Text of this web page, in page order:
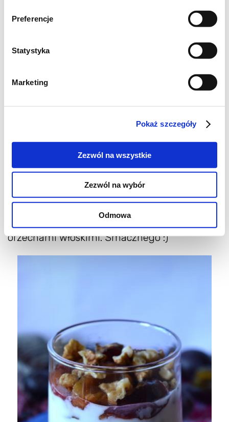
Preferencje
Statystyka
Marketing
Pokaż szczegóły
Zezwól na wszystkie
Zezwól na wybór
Odmowa
kilkanaście śliwek węgierek
ok. 1 cm startego korzenia imbiru
garść orzechów włoskich
Wykonanie:
Wypestkowane śliwki pokroić na ćwiartki.
Ułożyć je w naczyniu żaroodpornym i
wymieszać z cukrem, startym imbirem i
cynamonem. Zapiekać ok. 15 minut w
piekarniku nagrzanym do 220 stopni. W
pucharkach układać warstwami jogurt
orzechami włoskimi. Smacznego :)